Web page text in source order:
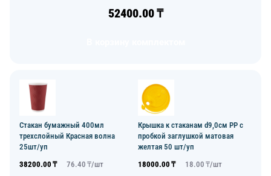
52400.00₸
Стакан бумажный 400мл
трехслойный Красная волна
25шт/уп
38200.00 ₸ 76.40 ₸/шт
Крышка к стаканам d9,0см PP с
пробкой заглушкой матовая
желтая 50 шт/уп
18000.00 ₸ 18.00 ₸/шт